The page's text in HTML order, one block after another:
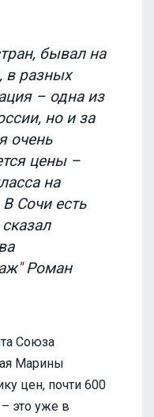
бывал на
в разных
– одна из
но и за
очень
цены –
на
Сочи есть
Роман
Союза
Марины
цен, почти 600
это уже в